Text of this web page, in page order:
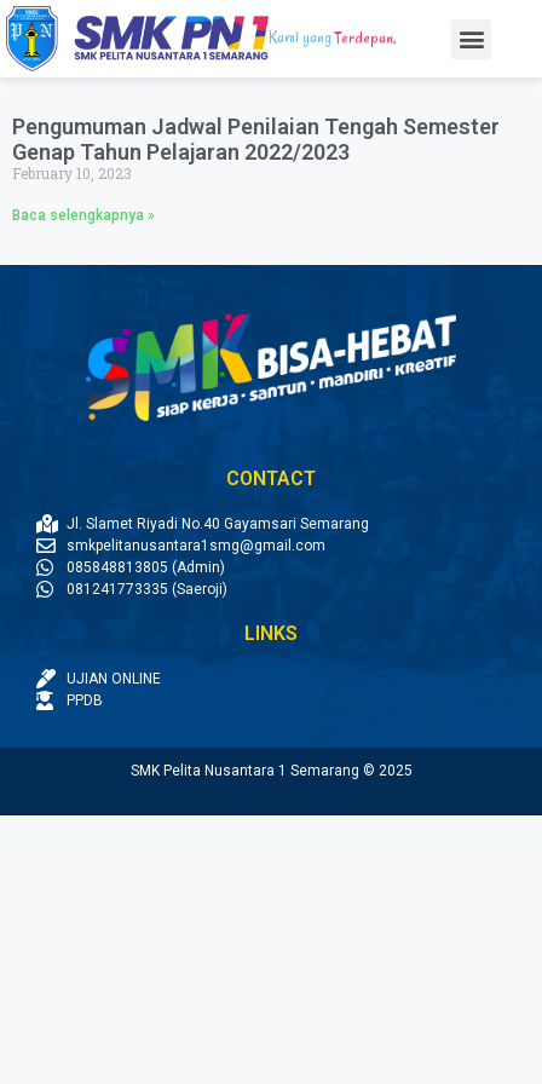
Kami yangTerdepan,
Pengumuman Jadwal Penilaian Tengah Semester
Genap Tahun Pelajaran 2022/2023
February 10, 2023
Baca selengkapnya »
CONTACT
Jl. Slamet Riyadi No.40 Gayamsari Semarang
smkpelitanusantara1smg@gmail.com
085848813805 (Admin)
081241773335 (Saeroji)
LINKS
UJIAN ONLINE
PPDB
SMK Pelita Nusantara 1 Semarang © 2025